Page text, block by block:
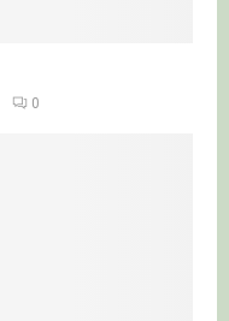
0